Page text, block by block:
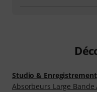
Studio & Enregistrement
Absorbeurs Large Bande